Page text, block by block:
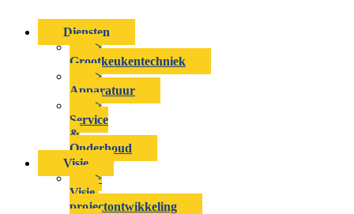
Diensten
>
Grootkeukentechniek
>
Apparatuur
>
Service
&
Onderhoud
Visie
>
Visie-
projectontwikkeling